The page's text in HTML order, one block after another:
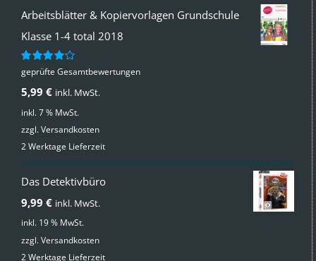
Arbeitsblätter & Kopiervorlagen Grundschule
Klasse 1-4 total 2018
Bewertet
von 5
geprüfte Gesamtbewertungen
5,99 € inkl. MwSt.
inkl. 7 % MwSt.
zzgl.Versandkosten
2 Werktage Lieferzeit
Das Detektivbüro
9,99 € inkl. MwSt.
inkl. 19 % MwSt.
zzgl.Versandkosten
2 Werktage Lieferzeit